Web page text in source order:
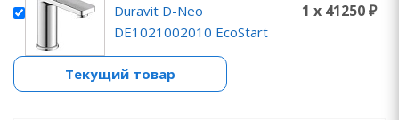
Duravit D-Neo
DE1021002010 EcoStart
1 x 41250 ₽
Текущий товар